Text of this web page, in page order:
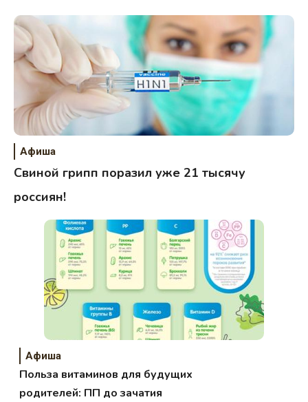
Афиша
Свиной грипп поразил уже 21 тысячу
россиян!
Афиша
Польза витаминов для будущих
родителей: ПП до зачатия